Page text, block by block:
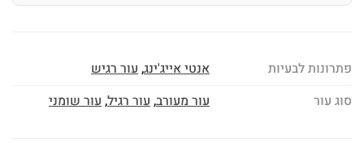
פתרונות לבעיות אנטי אייג'ינג,עור רגיש
סוג עור
עור מעורב,עור רגיל,עור שומני